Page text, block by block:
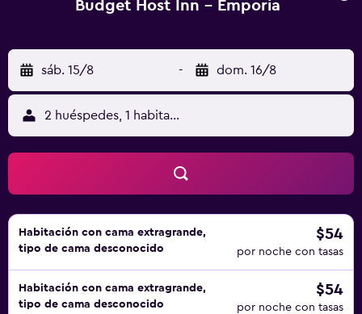
Budget Host Inn - Emporia
sáb. 15/8 - dom. 16/8
2 huéspedes, 1 habitación
Habitación con cama extragrande,
tipo de cama desconocido
$54
por noche con tasas
Habitación con cama extragrande,
tipo de cama desconocido
$54
por noche con tasas